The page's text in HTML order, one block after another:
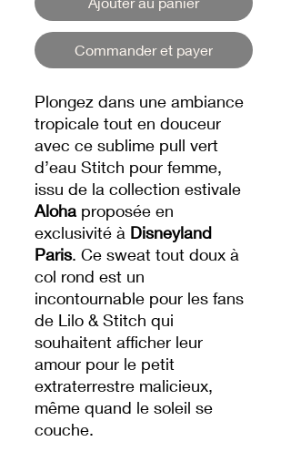
Commander et payer
Plongez dans une ambiance
tropicale tout en douceur
avec ce sublime pull vert
d’eau Stitch pour femme,
issu de la collection estivale
Alohaproposée en
exclusivité à Disneyland
Paris. Ce sweat tout doux à
col rond est un
incontournable pour les fans
de Lilo & Stitch qui
souhaitent afficher leur
amour pour le petit
extraterrestre malicieux,
même quand le soleil se
couche.